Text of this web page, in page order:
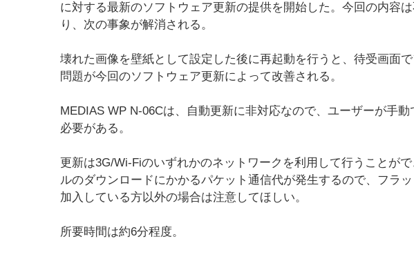
に対する最新のソフトウェア更新の提供を開始した。今回の内容
り、次の事象が解消される。
壊れた画像を壁紙として設定した後に再起動を行うと、待受画面
問題が今回のソフトウェア更新によって改善される。
MEDIAS WP N-06Cは、自動更新に非対応なので、ユーザーが手
必要がある。
更新は3G/Wi-Fiのいずれかのネットワークを利用して行うことが
ルのダウンロードにかかるパケット通信代が発生するので、フラ
加入している方以外の場合は注意してほしい。
所要時間は約6分程度。